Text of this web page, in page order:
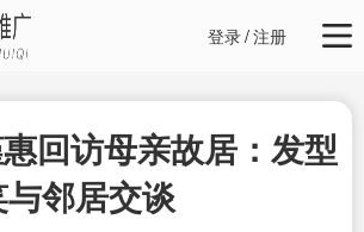
登录/注册
回访母亲故居：发型
邻居交谈